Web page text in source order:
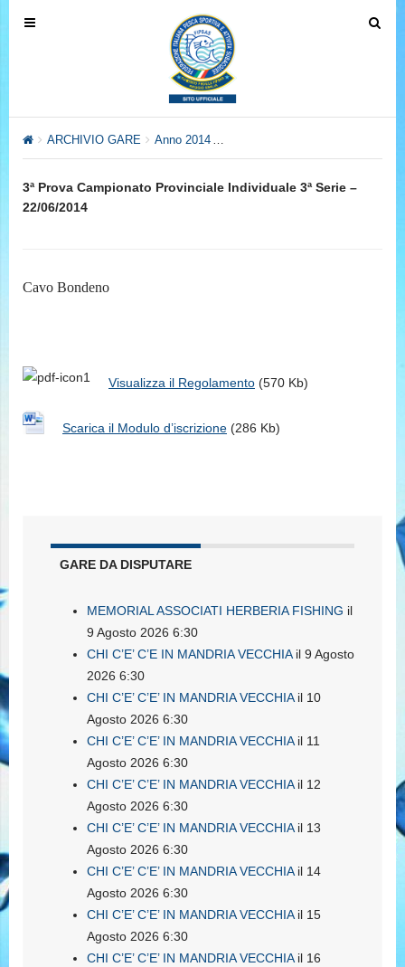
T
v
t
T
ARCHIVIO GARE Anno 2014
3ª Prova Campionato Provinciale Individuale 3ª Serie –
22/06/2014
Cavo Bondeno
Visualizza il Regolamento (570 Kb)
Scarica il Modulo d’iscrizione (286 Kb)
GARE DA DISPUTARE
MEMORIAL ASSOCIATI HERBERIA FISHING il
9 Agosto 2026 6:30
CHI C’E’ C’E IN MANDRIA VECCHIAil 9 Agosto
2026 6:30
CHI C’E’ C’E’ IN MANDRIA VECCHIAil 10
Agosto 2026 6:30
CHI C’E’ C’E’ IN MANDRIA VECCHIAil 11
Agosto 2026 6:30
CHI C’E’ C’E’ IN MANDRIA VECCHIAil 12
Agosto 2026 6:30
CHI C’E’ C’E’ IN MANDRIA VECCHIAil 13
Agosto 2026 6:30
CHI C’E’ C’E’ IN MANDRIA VECCHIAil 14
Agosto 2026 6:30
CHI C’E’ C’E’ IN MANDRIA VECCHIAil 15
Agosto 2026 6:30
CHI C’E’ C’E’ IN MANDRIA VECCHIAil 16